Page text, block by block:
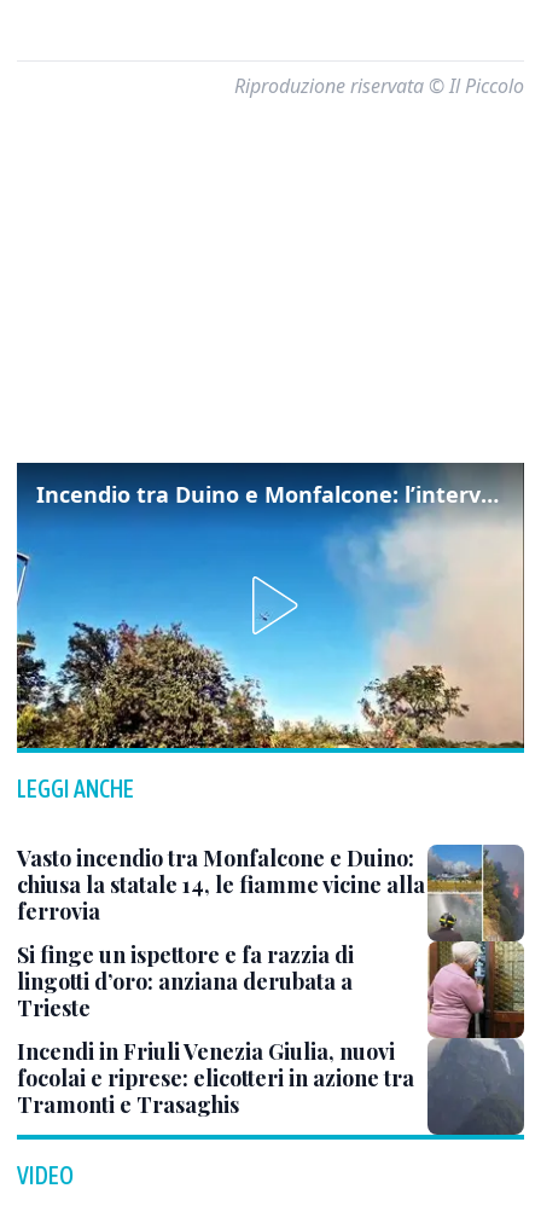
Riproduzione riservata © Il Piccolo
Incendio tra Duino e Monfalcone: l’intervento dei vigili del fuoco
LEGGI ANCHE
Vasto incendio tra Monfalcone e Duino:
chiusa la statale 14, le fiamme vicine alla
ferrovia
Si finge un ispettore e fa razzia di
lingotti d’oro: anziana derubata a
Trieste
Incendi in Friuli Venezia Giulia, nuovi
focolai e riprese: elicotteri in azione tra
Tramonti e Trasaghis
VIDEO